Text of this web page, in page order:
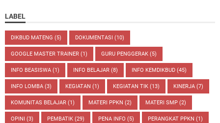
LABEL
DIKBUD MATENG (5) DOKUMENTASI (10)
GOOGLE MASTER TRAINER (1) GURU PENGGERAK (5)
INFO BEASISWA (1) INFO BELAJAR (8) INFO KEMDIKBUD (45)
INFO LOMBA (3) KEGIATAN (1) KEGIATAN TIK (13) KINERJA (7)
KOMUNITAS BELAJAR (1) MATERI PPKN (2) MATERI SMP (2)
OPINI (3) PEMBATIK (29) PENA INFO (5) PERANGKAT PPKN (1)